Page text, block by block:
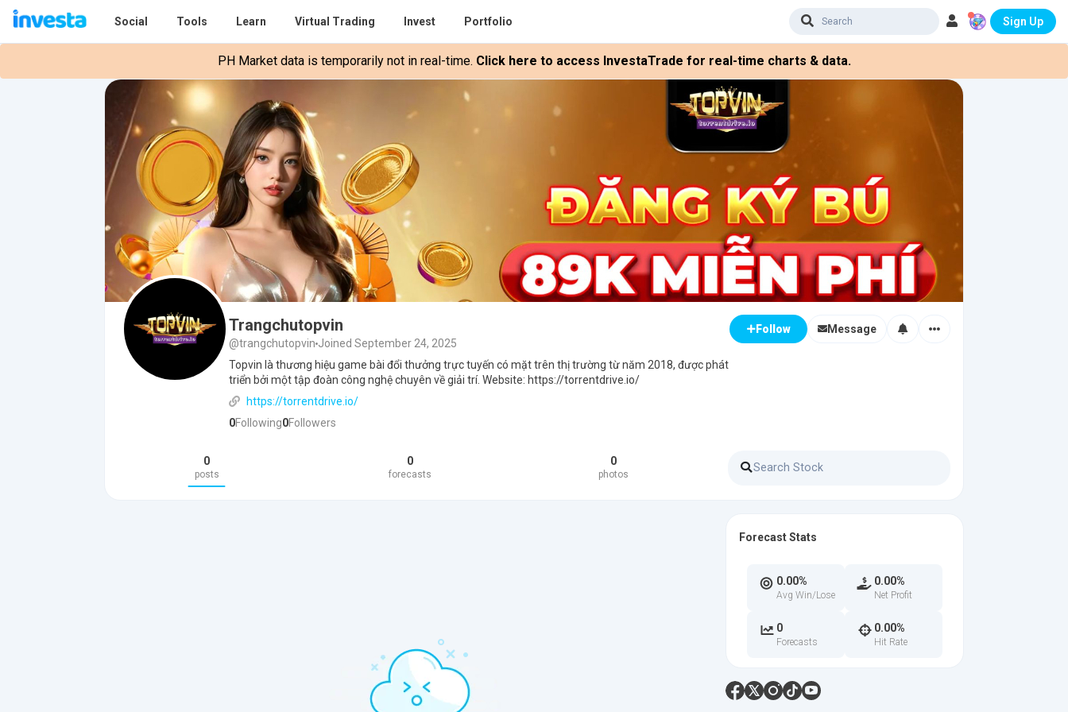
Social Tools Learn Virtual Trading Invest Portfolio Sign Up
PH Market data is temporarily not in real-time. Click here to access InvestaTrade for real-time charts & data.
Trangchutopvin
@trangchutopvin Joined September 24, 2025
Topvin là thương hiệu game bài đổi thưởng trực tuyến có mặt trên thị trường từ năm 2018, được phát
triển bởi một tập đoàn công nghệ chuyên về giải trí. Website: https://torrentdrive.io/
https://torrentdrive.io/
0Following0Followers
Follow Message
0
posts
0
forecasts
0
photos
Forecast Stats
0.00%
Avg Win/Lose
0.00%
Net Profit
0
Forecasts
0.00%
Hit Rate